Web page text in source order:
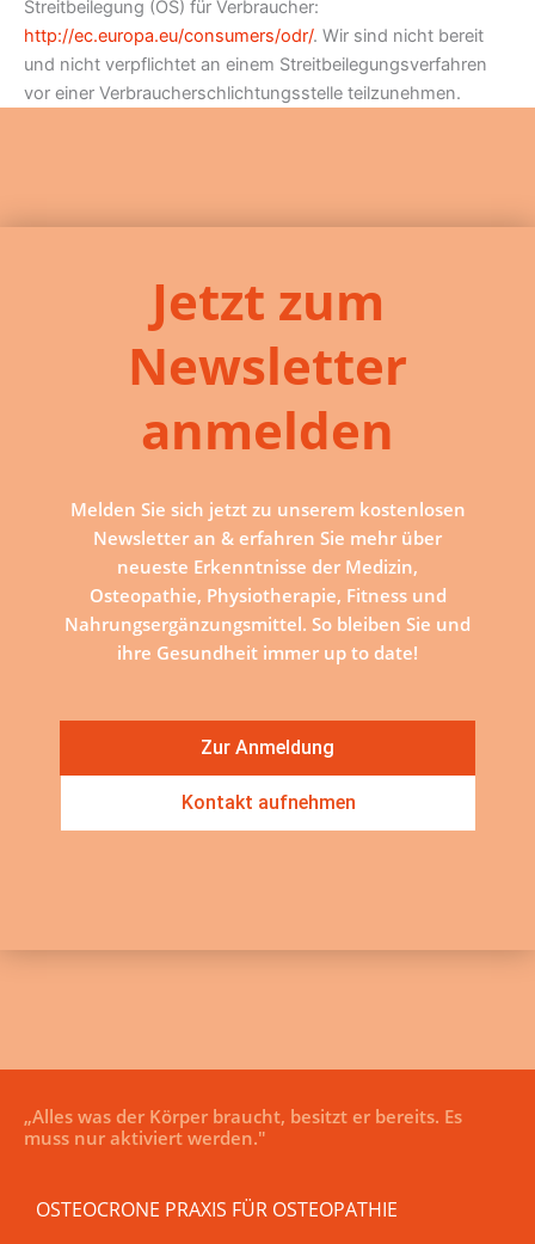
Streitbeilegung (OS) für Verbraucher:
http://ec.europa.eu/consumers/odr/. Wir sind nicht bereit
und nicht verpflichtet an einem Streitbeilegungsverfahren
vor einer Verbraucherschlichtungsstelle teilzunehmen.
Jetzt zum
Newsletter
anmelden
Melden Sie sich jetzt zu unserem kostenlosen
Newsletter an & erfahren Sie mehr über
neueste Erkenntnisse der Medizin,
Osteopathie, Physiotherapie, Fitness und
Nahrungsergänzungsmittel. So bleiben Sie und
ihre Gesundheit immer up to date!
Zur Anmeldung
Kontakt aufnehmen
„Alles was der Körper braucht, besitzt er bereits. Es
muss nur aktiviert werden."
OSTEOCRONE PRAXIS FÜR OSTEOPATHIE